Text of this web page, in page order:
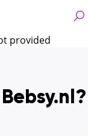
provided